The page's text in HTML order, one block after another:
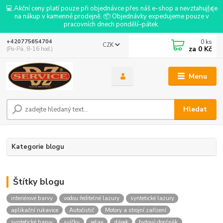
💻 Akční ceny platí pouze při objednávce přes náš e-shop a nevztahují se
na nákup v kamenné prodejně. 📦 Objednávky expedujeme pouze v
pracovních dnech pondělí–pátek.
Menu
CZK
Hledat
+420775654704
(Po-Pá, 8-16 hod.)
0 ks
za 0 Kč
Kategorie blogu
Štítky blogu
interiérové barvy vodou ředitelné lazury
syntetické lazury
aplikační rukavice
Autočistič
Motory a strojní zařízení